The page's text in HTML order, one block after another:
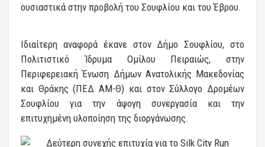
ουσιαστικά στην προβολή του Σουφλίου και του Έβρου.
Ιδιαίτερη αναφορά έκανε στον Δήμο Σουφλίου, στο
Πολιτιστικό Ίδρυμα Ομίλου Πειραιώς, στην
Περιφερειακή Ένωση Δήμων Ανατολικής Μακεδονίας
και Θράκης (ΠΕΔ ΑΜ-Θ) και στον Σύλλογο Δρομέων
Σουφλίου για την άψογη συνεργασία και την
επιτυχημένη υλοποίηση της διοργάνωσης.